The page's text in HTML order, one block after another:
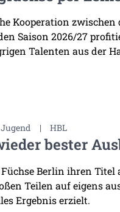
Kooperation
Saison 2026/27
Talenten aus der
Jugend | HBL
bester
Berlin ihren Titel
Teilen auf eigens
Ergebnis erzielt.